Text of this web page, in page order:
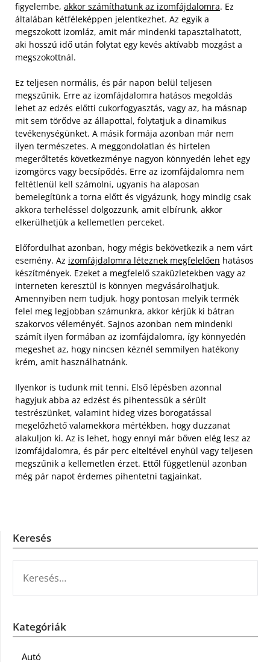
figyelembe, akkor számíthatunk az izomfájdalomra. Ez
általában kétféleképpen jelentkezhet. Az egyik a
megszokott izomláz, amit már mindenki tapasztalhatott,
aki hosszú idő után folytat egy kevés aktívabb mozgást a
megszokottnál.
Ez teljesen normális, és pár napon belül teljesen
megszűnik. Erre az izomfájdalomra hatásos megoldás
lehet az edzés előtti cukorfogyasztás, vagy az, ha másnap
mit sem törődve az állapottal, folytatjuk a dinamikus
tevékenységünket. A másik formája azonban már nem
ilyen természetes. A meggondolatlan és hirtelen
megerőltetés következménye nagyon könnyedén lehet egy
izomgörcs vagy becsípődés. Erre az izomfájdalomra nem
feltétlenül kell számolni, ugyanis ha alaposan
bemelegítünk a torna előtt és vigyázunk, hogy mindig csak
akkora terheléssel dolgozzunk, amit elbírunk, akkor
elkerülhetjük a kellemetlen perceket.
Előfordulhat azonban, hogy mégis bekövetkezik a nem várt
esemény. Az izomfájdalomra léteznek megfelelően hatásos
készítmények. Ezeket a megfelelő szaküzletekben vagy az
interneten keresztül is könnyen megvásárolhatjuk.
Amennyiben nem tudjuk, hogy pontosan melyik termék
felel meg legjobban számunkra, akkor kérjük ki bátran
szakorvos véleményét. Sajnos azonban nem mindenki
számít ilyen formában az izomfájdalomra, így könnyedén
megeshet az, hogy nincsen kéznél semmilyen hatékony
krém, amit használhatnánk.
Ilyenkor is tudunk mit tenni. Első lépésben azonnal
hagyjuk abba az edzést és pihentessük a sérült
testrészünket, valamint hideg vizes borogatással
megelőzhető valamekkora mértékben, hogy duzzanat
alakuljon ki. Az is lehet, hogy ennyi már bőven elég lesz az
izomfájdalomra, és pár perc elteltével enyhül vagy teljesen
megszűnik a kellemetlen érzet. Ettől függetlenül azonban
még pár napot érdemes pihentetni tagjainkat.
Keresés
Kategóriák
Autó